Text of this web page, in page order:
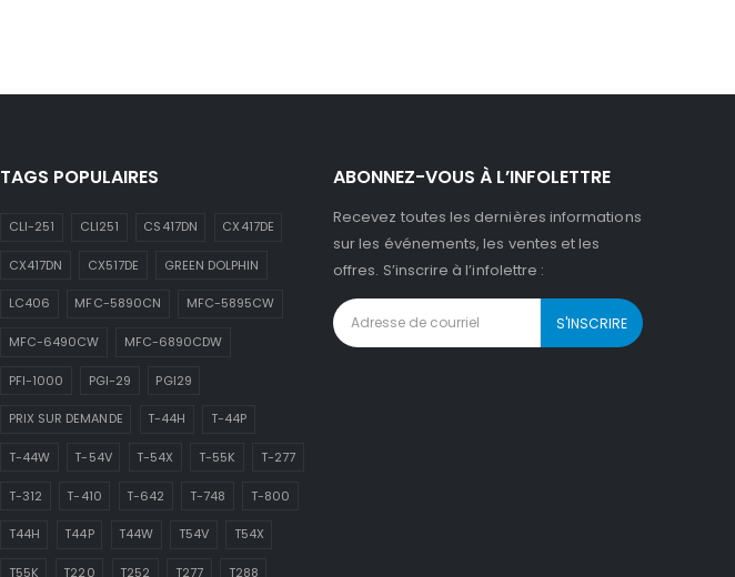
TAGS POPULAIRES
CLI-251 CLI251 CS417DN CX417DE
CX417DN CX517DE GREEN DOLPHIN
LC406 MFC-5890CN MFC-5895CW
MFC-6490CW MFC-6890CDW
PFI-1000 PGI-29 PGI29
PRIX SUR DEMANDE T-44H T-44P
T-44W T-54V T-54X T-55K T-277
T-312 T-410 T-642 T-748 T-800
T44H T44P T44W T54V T54X
T55K T220 T252 T277 T288
ABONNEZ-VOUS À L’INFOLETTRE
Recevez toutes les dernières informations
sur les événements, les ventes et les
offres. S’inscrire à l’infolettre :